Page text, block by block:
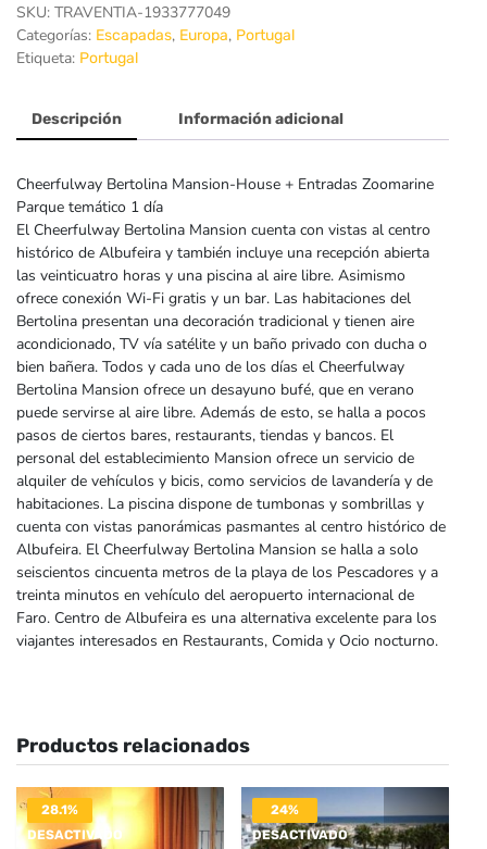
SKU: TRAVENTIA-1933777049
Categorías: Escapadas, Europa, Portugal
Etiqueta: Portugal
Descripción Información adicional
Cheerfulway Bertolina Mansion-House + Entradas Zoomarine
Parque temático 1 día
El Cheerfulway Bertolina Mansion cuenta con vistas al centro
histórico de Albufeira y también incluye una recepción abierta
las veinticuatro horas y una piscina al aire libre. Asimismo
ofrece conexión Wi-Fi gratis y un bar. Las habitaciones del
Bertolina presentan una decoración tradicional y tienen aire
acondicionado, TV vía satélite y un baño privado con ducha o
bien bañera. Todos y cada uno de los días el Cheerfulway
Bertolina Mansion ofrece un desayuno bufé, que en verano
puede servirse al aire libre. Además de esto, se halla a pocos
pasos de ciertos bares, restaurants, tiendas y bancos. El
personal del establecimiento Mansion ofrece un servicio de
alquiler de vehículos y bicis, como servicios de lavandería y de
habitaciones. La piscina dispone de tumbonas y sombrillas y
cuenta con vistas panorámicas pasmantes al centro histórico de
Albufeira. El Cheerfulway Bertolina Mansion se halla a solo
seiscientos cincuenta metros de la playa de los Pescadores y a
treinta minutos en vehículo del aeropuerto internacional de
Faro. Centro de Albufeira es una alternativa excelente para los
viajantes interesados en Restaurants, Comida y Ocio nocturno.
Productos relacionados
28.1%
DESACTIVADO
24%
DESACTIVADO